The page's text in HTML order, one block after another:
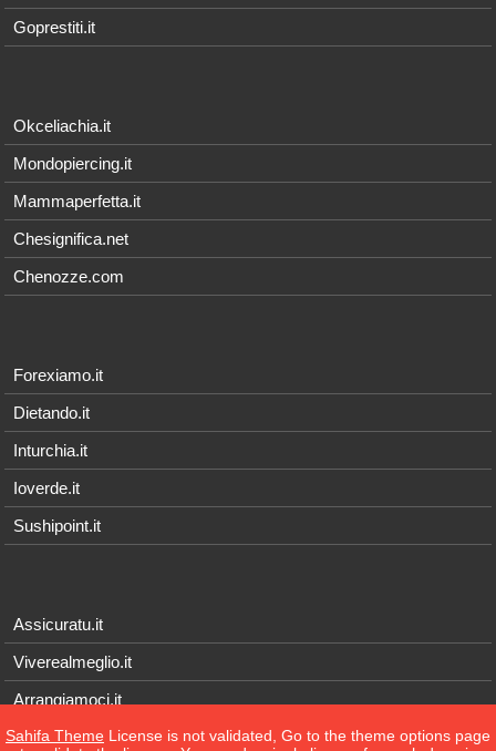
Goprestiti.it
Okceliachia.it
Mondopiercing.it
Mammaperfetta.it
Chesignifica.net
Chenozze.com
Forexiamo.it
Dietando.it
Inturchia.it
Ioverde.it
Sushipoint.it
Assicuratu.it
Viverealmeglio.it
Arrangiamoci.it
Tecnichef.it
Sahifa Theme License is not validated, Go to the theme options page